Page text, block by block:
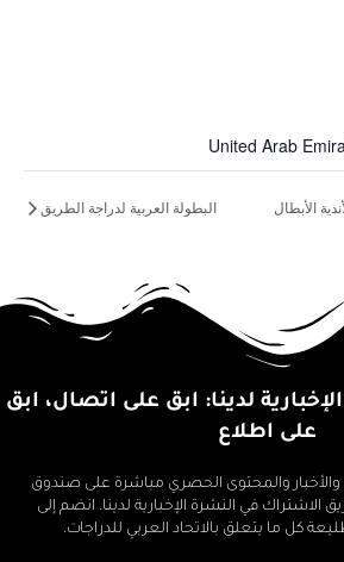
United Arab
الأبطال البطولة العربية لدراجة الطريق
لدينا: ابق على اتصال، ابق
على اطلاع
والأخبار والمحتوى الحصري مباشرة على صندوق
الاشتراك في النشرة الإخبارية لدينا. انضم إلى
كل ما يتعلق بالاتحاد العربي للدراجات.